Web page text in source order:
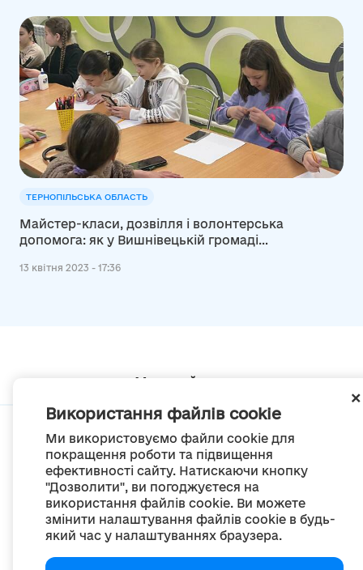
Використання файлів cookie
Ми використовуємо файли cookie для
покращення роботи та підвищення
ефективності сайту. Натискаючи кнопку
"Дозволити", ви погоджуєтеся на
використання файлів cookie. Ви можете
змінити налаштування файлів cookie в будь-
який час у налаштуваннях браузера.
ТЕРНОПІЛЬСЬКА ОБЛАСТЬ
Майстер-класи, дозвілля і волонтерська
допомога: як у Вишнівецькій громаді
13 квітня 2023 - 17:36
Мапа сайту
© Портал «Децентралізація», 2022
Проект був створений 2014 року для комунікації реформи місцевого
самоврядування
та територіальної організації влади в Україні.
Створення та наповнення - ГО «Портал «Децентралізація»
Creative Commons Attribution 4.0 International license,